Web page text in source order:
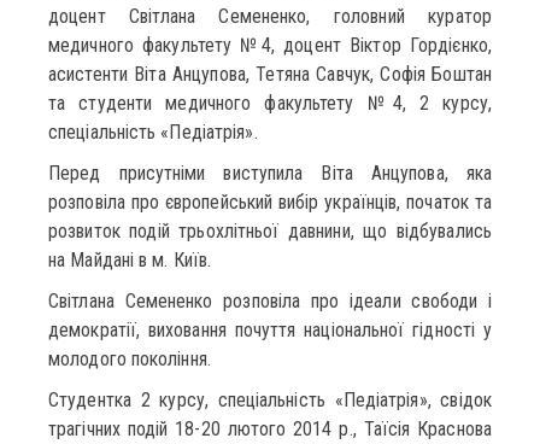
доцент Світлана Семененко, головний куратор
медичного факультету №4, доцент Віктор Гордієнко,
асистенти Віта Анцупова, Тетяна Савчук, Софія Боштан
та студенти медичного факультету №4, 2 курсу,
спеціальність «Педіатрія».
Перед присутніми виступила Віта Анцупова, яка
розповіла про європейський вибір українців, початок та
розвиток подій трьохлітньої давнини, що відбувались
на Майдані в м. Київ.
Світлана Семененко розповіла про ідеали свободи і
демократії, виховання почуття національної гідності у
молодого покоління.
Студентка 2 курсу, спеціальність «Педіатрія», свідок
трагічних подій 18-20 лютого 2014 р., Таїсія Краснова